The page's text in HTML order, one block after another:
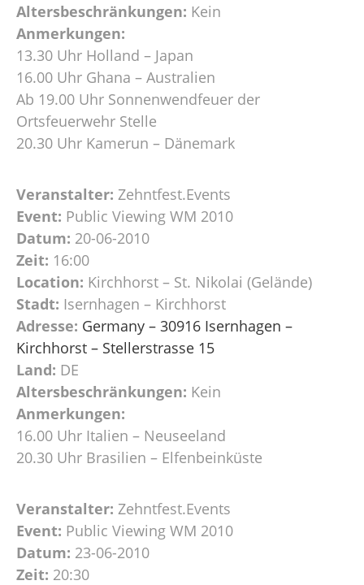
Altersbeschränkungen: Kein
Anmerkungen:
13.30 Uhr Holland – Japan
16.00 Uhr Ghana – Australien
Ab 19.00 Uhr Sonnenwendfeuer der
Ortsfeuerwehr Stelle
20.30 Uhr Kamerun – Dänemark
Veranstalter: Zehntfest.Events
Event: Public Viewing WM 2010
Datum: 20-06-2010
Zeit: 16:00
Location: Kirchhorst – St. Nikolai (Gelände)
Stadt: Isernhagen – Kirchhorst
Adresse: Germany – 30916 Isernhagen –
Kirchhorst – Stellerstrasse 15
Land: DE
Altersbeschränkungen: Kein
Anmerkungen:
16.00 Uhr Italien – Neuseeland
20.30 Uhr Brasilien – Elfenbeinküste
Veranstalter: Zehntfest.Events
Event: Public Viewing WM 2010
Datum: 23-06-2010
Zeit: 20:30